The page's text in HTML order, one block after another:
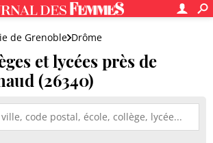
de Grenoble Drôme
et lycées près de
(26340)